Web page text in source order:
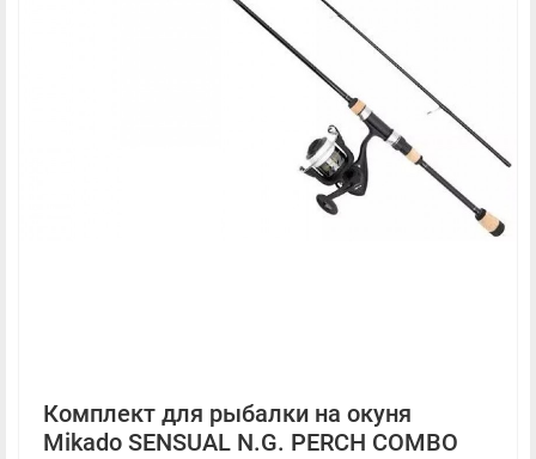
Комплект для рыбалки на окуня
Mikado SENSUAL N.G. PERCH COMBO